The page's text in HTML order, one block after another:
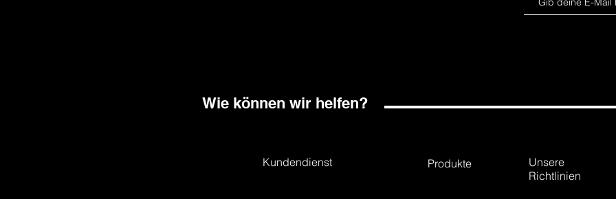
Wie können wir helfen?
Kundendienst Produkte
Unsere
Richtlinien